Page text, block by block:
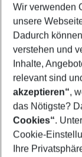
Select your
09/08/26–
Who will
2 adults
Wir verwenden
unsere
Dadurch
verstehen und
Inhalte,
relevant sind
akzeptieren“,
das Nötigste?
Cookies“. Unter
Cookie-
Ihre